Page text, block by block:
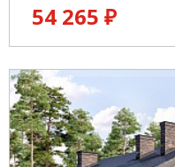
54 265 ₽